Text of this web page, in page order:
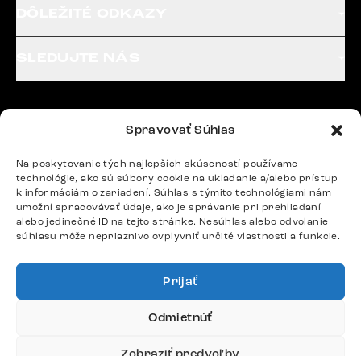
Spravovať Súhlas
Na poskytovanie tých najlepších skúseností používame
technológie, ako sú súbory cookie na ukladanie a/alebo prístup
k informáciám o zariadení. Súhlas s týmito technológiami nám
umožní spracovávať údaje, ako je správanie pri prehliadaní
alebo jedinečné ID na tejto stránke. Nesúhlas alebo odvolanie
súhlasu môže nepriaznivo ovplyvniť určité vlastnosti a funkcie.
Prijať
Odmietnúť
Potrebujete radu? Ozvite sa.
Po – Pia: 9:00 – 17:00
podpora@delife-shop.sk
Odpovedáme do 24 hodín.